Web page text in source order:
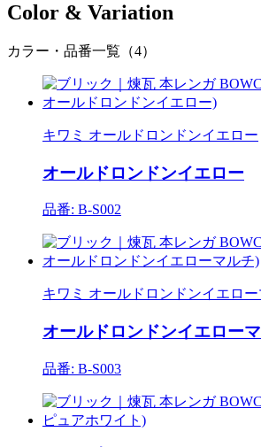
Color & Variation
カラー・品番一覧（4）
キワミ オールドロンドンイエロー
オールドロンドンイエロー
品番: B-S002
キワミ オールドロンドンイエロー
オールドロンドンイエロー
品番: B-S003